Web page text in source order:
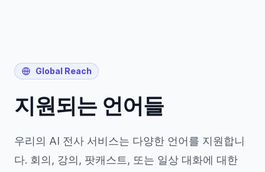
Global Reach
지원되는 언어들
우리의 AI 전사 서비스는 다양한 언어를 지원합니
다. 회의, 강의, 팟캐스트, 또는 일상 대화에 대한